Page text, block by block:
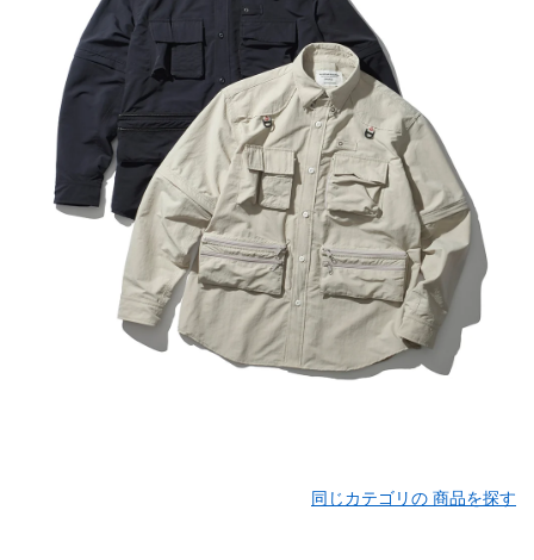
同じカテゴリの 商品を探す